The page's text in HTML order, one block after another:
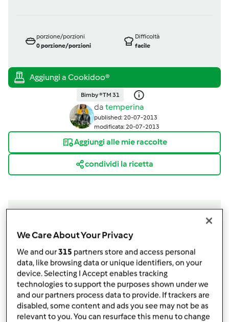
porzione/porzioni
0porzione/porzioni
Difficoltà
facile
Bimby ® TM 31
da temperina
published: 20-07-2013
modificata: 20-07-2013
Aggiungi alle mie raccolte
condividi la ricetta
Ingredienti
per una tortiera da 26 cm
270grammifarina 00
100grammiolio di semi di girasole
150grammisucco di frutta oppure acqua,gusto
a piacere
We Care About Your Privacy
We and our315 partners store and access personal
data, like browsing data or unique identifiers, on your
device. Selecting I Accept enables tracking
technologies to support the purposes shown under we
and our partners process data to provide. If trackers are
disabled, some content and ads you see may not be as
relevant to you. You can resurface this menu to change